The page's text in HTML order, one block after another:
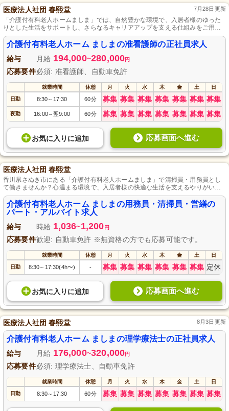
医療法人社団 春熙堂 7月28日更新
「介護付有料老人ホームましま」では、自然豊かな環境で、入居者様のゆった
りとした生活をサポートし、さらなるキャリアアップを支える仕組みをご用意
しております。休日は月9日、体調管理万全、充実した福利厚生を備え、人々の
健やかな毎日を一緒に守ることができます。
介護付有料老人ホーム ましまの准看護師の正社員求人
給与 月給 194,000~280,000円
応募要件必須: 准看護師、自動車免許
就業時間 休憩 月 火 水 木 金 土 日
日勤 8:30～ 17:30 60分 募集 募集 募集 募集 募集 募集 募集
夜勤 16:00～翌9:00 60分 募集 募集 募集 募集 募集 募集 募集
お気に入り に追加 応募画面へ進む
医療法人社団 春熙堂
香川県さぬき市にある「介護付有料老人ホームましま」で清掃員・用務員とし
て働きませんか？心温まる環境で、入居者様の快適な生活を支えるやりがいの
あるお仕事です。経験は不問、自動車免許がある方は大歓迎です。柔軟なパー
ト・アルバイト勤務で生活スタイルに合わせて働けます。充実した研修体制で
未経験者も安心。あなたの熱意を、私たちと一緒に入居者様の笑顔につなげて
いきましょう。
介護付有料老人ホーム ましまの用務員・清掃員・営繕の
パート・アルバイト求人
給与 時給 1,036~1,200 円
応募要件歓迎: 自動車免許 ※無資格の方でも応募可能です。
就業時間 休憩 月 火 水 木 金 土 日
日勤 8:30～ 17:30(4h〜) - 募集 募集 募集 募集 募集 募集 定休
お気に入り に追加 応募画面へ進む
医療法人社団 春熙堂 8月3日更新
介護付有料老人ホーム ましまの理学療法士の正社員求人
給与 月給 176,000~320,000円
応募要件必須: 理学療法士、自動車免許
就業時間 休憩 月 火 水 木 金 土 日
日勤 8:30～ 17:30 60分 募集 募集 募集 募集 募集 募集 募集